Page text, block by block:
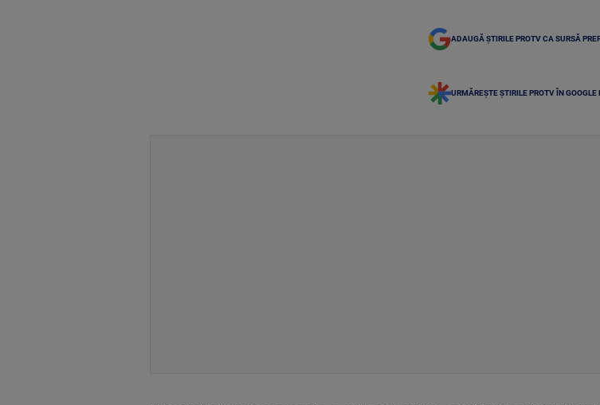
ADAUGĂ ȘTIRILE PROTV CA SURSĂ
URMĂREȘTE ȘTIRILE PROTV ÎN GOOGLE